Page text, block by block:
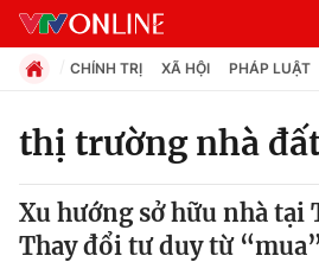
Chuyên mục
Chính trị
CHÍNH TRỊ XÃ HỘI PHÁP LUẬT
thị trường nhà
Xu hướng sở hữu nhà tại
Thay đổi tư duy từ